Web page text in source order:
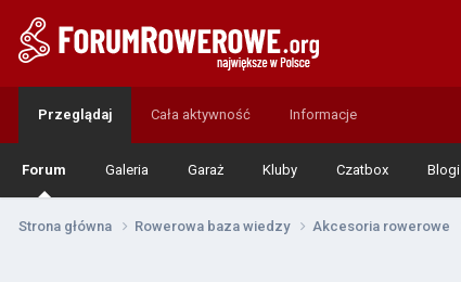
Przeglądaj
Forum Galeria Garaż Kluby Czatbox Blogi
Cała aktywność Informacje
Strona główna Rowerowa baza wiedzy Akcesoria rowerowe